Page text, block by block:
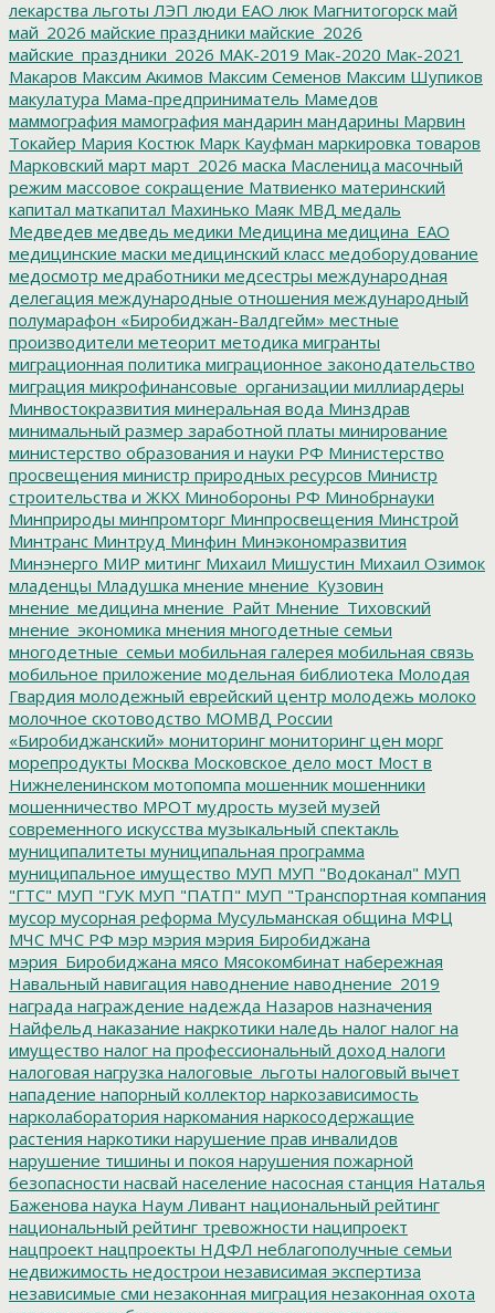
лекарства льготы ЛЭП люди ЕАО люк Магнитогорск май
май_2026 майские праздники майские_2026
майские_праздники_2026 МАК-2019 Мак-2020 Мак-2021
Макаров Максим Акимов Максим Семенов Максим Шупиков
макулатура Мама-предприниматель Мамедов
маммография мамография мандарин мандарины Марвин
Токайер Мария Костюк Марк Кауфман маркировка товаров
Марковский март март_2026 маска Масленица масочный
режим массовое сокращение Матвиенко материнский
капитал маткапитал Махинько Маяк МВД медаль
Медведев медведь медики Медицина медицина_ЕАО
медицинские маски медицинский класс медоборудование
медосмотр медработники медсестры международная
делегация международные отношения международный
полумарафон «Биробиджан-Валдгейм» местные
производители метеорит методика мигранты
миграционная политика миграционное законодательство
миграция микрофинансовые_организации миллиардеры
Минвостокразвития минеральная вода Минздрав
минимальный размер заработной платы минирование
министерство образования и науки РФ Министерство
просвещения министр природных ресурсов Министр
строительства и ЖКХ Минобороны РФ Минобрнауки
Минприроды минпромторг Минпросвещения Минстрой
Минтранс Минтруд Минфин Минэкономразвития
Минэнерго МИР митинг Михаил Мишустин Михаил Озимок
младенцы Младушка мнение мнение_Кузовин
мнение_медицина мнение_Райт Мнение_Тиховский
мнение_экономика мнения многодетные семьи
многодетные_семьи мобильная галерея мобильная связь
мобильное приложение модельная библиотека Молодая
Гвардия молодежный еврейский центр молодежь молоко
молочное скотоводство МОМВД России
«Биробиджанский» мониторинг мониторинг цен морг
морепродукты Москва Московское дело мост Мост в
Нижнеленинском мотопомпа мошенник мошенники
мошенничество МРОТ мудрость музей музей
современного искусства музыкальный спектакль
муниципалитеты муниципальная программа
муниципальное имущество МУП МУП "Водоканал" МУП
"ГТС" МУП "ГУКМУП "ПАТП" МУП "Транспортная компания
мусор мусорная реформа Мусульманская община МФЦ
МЧС МЧС РФ мэр мэрия мэрия Биробиджана
мэрия_Биробиджана мясо Мясокомбинат набережная
Навальный навигация наводнение наводнение_2019
награда награждение надежда Назаров назначения
Найфельд наказание накркотики наледь налог налог на
имущество налог на профессиональный доход налоги
налоговая нагрузка налоговые_льготы налоговый вычет
нападение напорный коллектор наркозависимость
нарколаборатория наркомания наркосодержащие
растения наркотики нарушение прав инвалидов
нарушение тишины и покоя нарушения пожарной
безопасности насвай население насосная станция Наталья
Баженова наука Наум Ливант национальный рейтинг
национальный рейтинг тревожности наципроект
нацпроект нацпроекты НДФЛ неблагополучные семьи
недвижимость недострои независимая экспертиза
независимые сми незаконная миграция незаконная охота